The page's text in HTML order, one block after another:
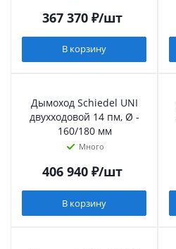
367 370₽/шт
В корзину
Дымоход Schiedel UNI
двухходовой 14 пм, Ø -
160/180 мм
Много
406 940₽/шт
В корзину